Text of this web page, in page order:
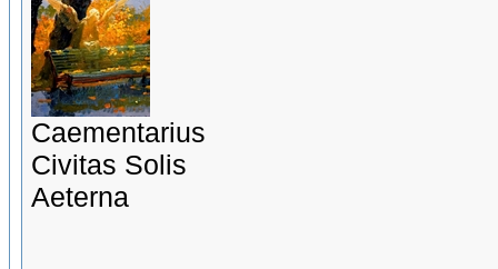
Сaementarius
Civitas Solis
Aeterna